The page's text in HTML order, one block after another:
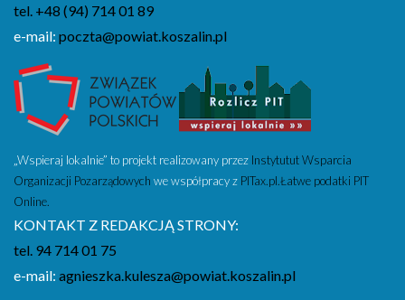
kwiecień 2026
marzec 2026
luty 2026
styczeń 2026
grudzień 2025
listopad 2025
październik 2025
wrzesień 2025
sierpień 2025
tel. +48 (94) 714 01 89
e-mail: poczta@powiat.koszalin.pl
„Wspieraj lokalnie” to projekt realizowany przez Instytutut Wsparcia
Organizacji Pozarządowych we współpracy z PITax.pl.Łatwe podatki PIT
Online.
KONTAKT Z REDAKCJĄ STRONY:
tel. 94 714 01 75
e-mail: agnieszka.kulesza@powiat.koszalin.pl